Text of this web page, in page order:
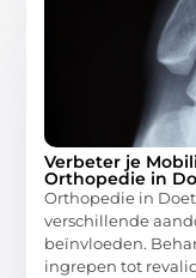
Verbeter je
Orthopedie in
Orthopedie in
verschillende
beïnvloeden.
ingrepen tot